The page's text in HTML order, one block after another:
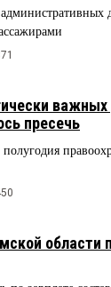
важных
пресечь
области